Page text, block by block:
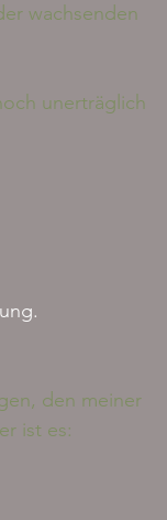
wachsenden
unerträglich
den meiner
ist es: